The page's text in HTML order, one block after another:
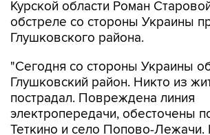
Курской области Роман
обстреле со стороны Украины
Глушковского района.
"Сегодня со стороны Украины
Глушковский район. Никто из
пострадал. Повреждена линия
электропередачи, обесточены
Теткино и село Попово-